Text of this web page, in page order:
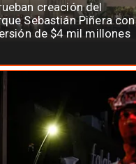
creación del
Sebastián Piñera con
de $4 mil millones